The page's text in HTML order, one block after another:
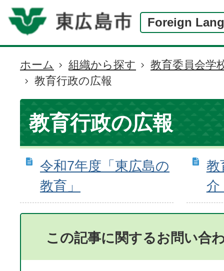
Foreign
現
在
の
位
置
ホーム 組織から探す
教育委員会学
教育行政の広報
教育行政の広報
令和7年度「東広島の
教育」
教
介
この記事に関するお問い合